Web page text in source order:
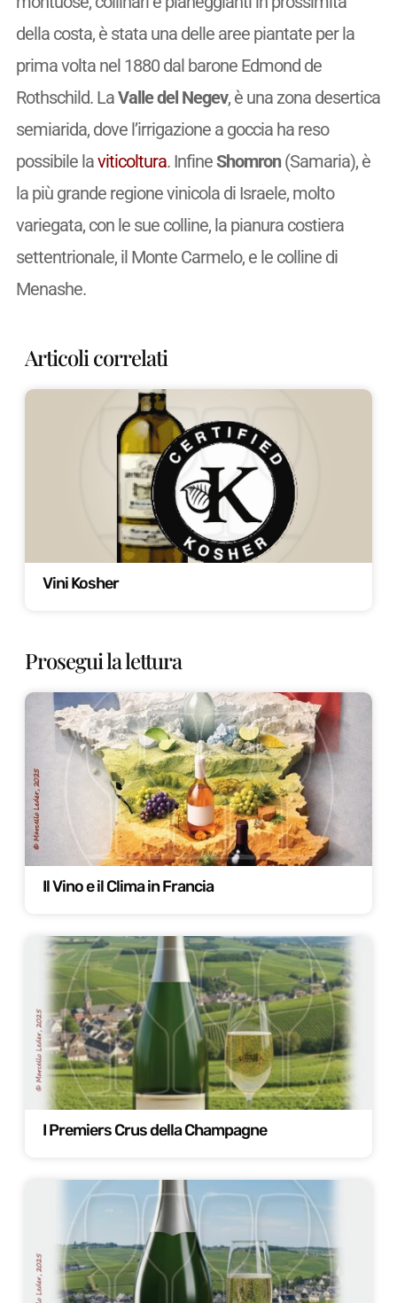
della costa, è stata una delle aree piantate per la
prima volta nel 1880 dal barone Edmond de
Rothschild. LaValle del Negev, è una zona desertica
semiarida, dove l’irrigazione a goccia ha reso
possibile laviticoltura. InfineShomron(Samaria), è
la più grande regione vinicola di Israele, molto
variegata, con le sue colline, la pianura costiera
settentrionale, il Monte Carmelo, e le colline di
Menashe.
Articoli correlati
Vini Kosher
Prosegui la lettura
Il Vino e il Clima in Francia
I Premiers Crus della Champagne